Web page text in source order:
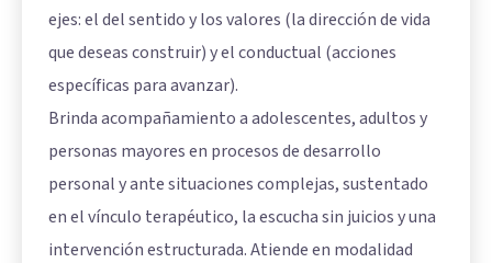
ejes: el del sentido y los valores (la dirección de vida
que deseas construir) y el conductual (acciones
específicas para avanzar).
Brinda acompañamiento a adolescentes, adultos y
personas mayores en procesos de desarrollo
personal y ante situaciones complejas, sustentado
en el vínculo terapéutico, la escucha sin juicios y una
intervención estructurada. Atiende en modalidad